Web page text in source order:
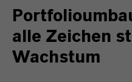
alle Zeichen
Wachstum